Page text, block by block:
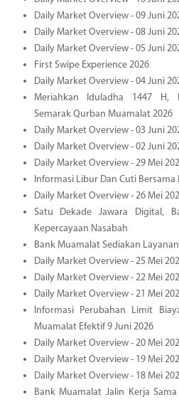
Daily Market Overview - 09 Juni
Daily Market Overview - 08 Juni
Daily Market Overview - 05 Juni
First Swipe Experience 2026
Daily Market Overview - 04 Juni
Meriahkan Iduladha 1447 H,
Semarak Qurban Muamalat 2026
Daily Market Overview - 03 Juni
Daily Market Overview - 02 Juni
Daily Market Overview - 29 Mei
Informasi Libur Dan Cuti Bersama
Daily Market Overview - 26 Mei
Satu Dekade Jawara Digital,
Kepercayaan Nasabah
Bank Muamalat Sediakan
Daily Market Overview - 25 Mei
Daily Market Overview - 22 Mei
Daily Market Overview - 21 Mei
Informasi Perubahan Limit
Muamalat Efektif 9 Juni 2026
Daily Market Overview - 20 Mei
Daily Market Overview - 19 Mei
Daily Market Overview - 18 Mei
Bank Muamalat Jalin Kerja